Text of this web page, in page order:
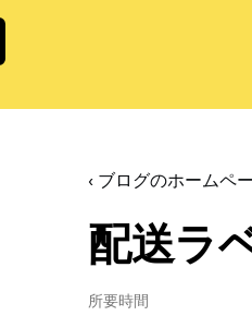
‹ ブログのホームペ
配送ラ
所要時間